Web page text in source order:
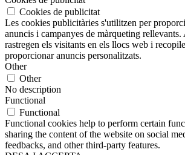
Cookies de publicitat
Les cookies publicitàries s'utilitzen per
anuncis i campanyes de màrqueting rellevants.
rastregen els visitants en els llocs web i
proporcionar anuncis personalitzats.
Other
Other
No description
Functional
Functional
Functional cookies help to perform certain
sharing the content of the website on social
feedbacks, and other third-party features.